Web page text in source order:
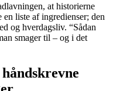
at historierne
liste af ingredienser; den
og hverdagsliv. “Sådan
smager til – og i det